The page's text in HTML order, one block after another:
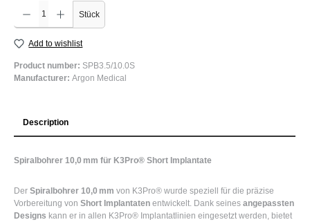
Product Quantity: Enter the desired amount or use the buttons to increase or decrease the
Stück
Add to wishlist
Product number: SPB3.5/10.0S
Manufacturer: Argon Medical
Description
Spiralbohrer 10,0 mm für K3Pro® Short Implantate
Der Spiralbohrer 10,0 mm von K3Pro® wurde speziell für die präzise
Vorbereitung von Short Implantaten entwickelt. Dank seines angepassten
Designs kann er in allen K3Pro® Implantatlinien eingesetzt werden, bietet